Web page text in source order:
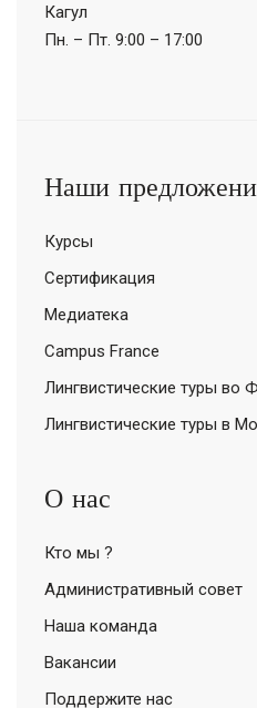
Кагул
Пн. – Пт. 9:00 – 17:00
Наши
Курсы
Сертификация
Медиатека
Campus France
Лингвистические туры во
Лингвистические туры в
О нас
Кто мы ?
Административный совет
Наша команда
Вакансии
Поддержите нас